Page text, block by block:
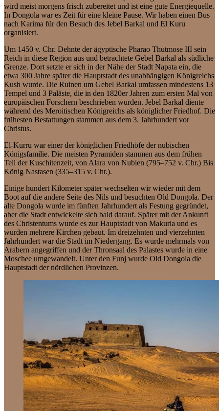
wird meist morgens frisch zubereitet und ist eine gute Energiequelle.
In Dongola war es Zeit für eine kleine Pause. Wir haben einen Bus
nach Karima für den Besuch des Jebel Barkal und El Kuru
organisiert.
Um 1450 v. Chr. Dehnte der ägyptische Pharao Thutmose III sein
Reich in diese Region aus und betrachtete Gebel Barkal als südliche
Grenze. Dort setzte er sich in der Nähe der Stadt Napata ein, die
etwa 300 Jahre später die Hauptstadt des unabhängigen Königreichs
Kush wurde. Die Ruinen um Gebel Barkal umfassen mindestens 13
Tempel und 3 Paläste, die in den 1820er Jahren zum ersten Mal von
europäischen Forschern beschrieben wurden. Jebel Barkal diente
während des Meroitischen Königreichs als königlicher Friedhof. Die
frühesten Bestattungen stammen aus dem 3. Jahrhundert vor
Christus.
El-Kurru war einer der königlichen Friedhöfe der nubischen
Königsfamilie. Die meisten Pyramiden stammen aus dem frühen
Teil der Kuschitenzeit, von Alara von Nubien (795–752 v. Chr.) Bis
König Nastasen (335–315 v. Chr.).
Einige hundert Kilometer später wechselten wir wieder mit dem
Boot auf die andere Seite des Nils und besuchten Old Dongola. Der
alte Dongola wurde im fünften Jahrhundert als Festung gegründet,
aber die Stadt entwickelte sich bald darauf. Später mit der Ankunft
des Christentums wurde es zur Hauptstadt von Makuria und es
wurden mehrere Kirchen gebaut. Im dreizehnten und vierzehnten
Jahrhundert war die Stadt im Niedergang. Es wurde mehrmals von
Arabern angegriffen und der Thronsaal des Palastes wurde in eine
Moschee umgewandelt. Unter den Funj wurde Old Dongola die
Hauptstadt der nördlichen Provinzen.